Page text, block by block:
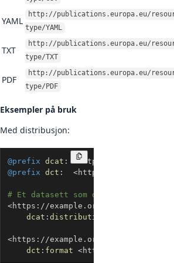
YAML
http://publications.europa.eu/
type/YAML
TXT
http://publications.europa.eu/
type/TXT
PDF
http://publications.europa.eu/
type/PDF
Eksempler på bruk
Med distribusjon:
Kopier
@prefix dcat : <http://www.w3.org/
@prefix dct : <http://purl.org/dc/
# Et datasett som distribueres i et
<https://example.org/datasett1
dcat : distribution
<https://example.org/distribution1
dct : format <http://